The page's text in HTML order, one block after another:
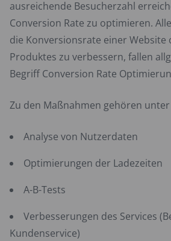
ausreichende Besucherzahl
Conversion Rate zu optimieren.
die Konversionsrate einer Website
Produktes zu verbessern, fallen
Begriff Conversion Rate
Zu den Maßnahmen gehören
Analyse von Nutzerdaten
Optimierungen der Ladezeiten
A-B-Tests
Verbesserungen des Services
Kundenservice)